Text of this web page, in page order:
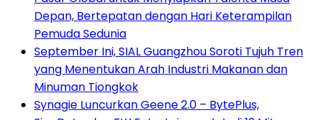
Depan, Bertepatan dengan Hari Keterampilan
Pemuda Sedunia
September Ini, SIAL Guangzhou Soroti Tujuh Tren
yang Menentukan Arah Industri Makanan dan
Minuman Tiongkok
Synagie Luncurkan Geene 2.0 – BytePlus,